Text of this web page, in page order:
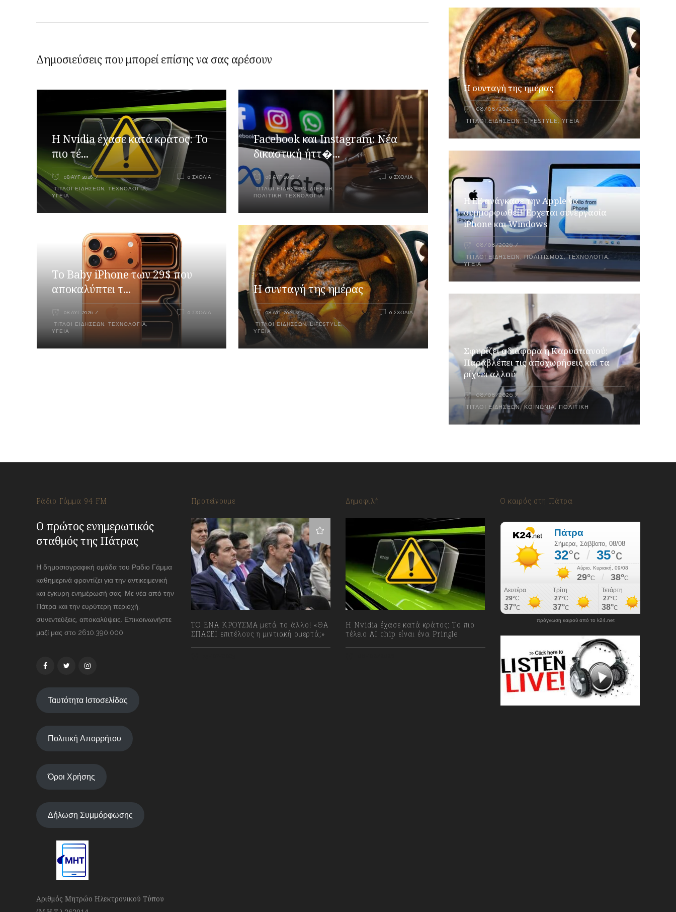
Δημοσιεύσεις που μπορεί επίσης να σας αρέσουν
Η Nvidia έχασε κατά κράτος: Το
πιο τέ...
08 ΑΥΓ 2026
ΤΊΤΛΟΙ ΕΙΔΉΣΕΩΝ ΤΕΧΝΟΛΟΓΊΑ,
ΥΓΕΊΑ
0 ΣΧΌΛΙΑ
Facebook και Instagram: Νέα
δικαστική ήττ�...
08 ΑΥΓ 2026
ΤΊΤΛΟΙ ΕΙΔΉΣΕΩΝ ΔΙΕΘΝΉ
ΠΟΛΙΤΙΚΉ
ΤΕΧΝΟΛΟΓΊΑ
0 ΣΧΌΛΙΑ
Το Baby iPhone των 29$ που
αποκαλύπτει τ...
08 ΑΥΓ 2026
ΤΊΤΛΟΙ ΕΙΔΉΣΕΩΝ ΤΕΧΝΟΛΟΓΊΑ
ΥΓΕΊΑ
0 ΣΧΌΛΙΑ
Η συνταγή της ημέρας
08 ΑΥΓ 2026
ΤΊΤΛΟΙ ΕΙΔΉΣΕΩΝ ,LIFESTYLE,
ΥΓΕΊΑ
0 ΣΧΌΛΙΑ
Η συνταγή της ημέρας
08/08/2026
ΤΊΤΛΟΙ ΕΙΔΉΣΕΩΝ,LIFESTYLE,ΥΓΕΊΑ
H ΕΕ ανάγκασε την Apple να
συμμορφωθεί! Έρχεται συνεργασία
iPhone και Windows
08/08/2026
ΤΊΤΛΟΙ ΕΙΔΉΣΕΩΝ ,ΠΟΛΙΤΙΣΜΌΣ,ΤΕΧΝΟΛΟΓΊΑ,
ΥΓΕΊΑ
Σφυρίζει αδιάφορα η Καρυστιανού:
Παραβλέπει τις αποχωρήσεις και τα
ρίχνει αλλού
08/08/2026
ΤΊΤΛΟΙ ΕΙΔΉΣΕΩΝ,ΚΟΙΝΩΝΊΑ, ΠΟΛΙΤΙΚΉ
Ράδιο Γάμμα 94 FM
Ο πρώτος ενημερωτικός
σταθμός της Πάτρας
Η δημοσιογραφική ομάδα του Ραδιο Γάμμα
καθημερινά φροντίζει για την αντικειμενική
και έγκυρη ενημέρωσή σας. Με νέα από την
Πάτρα και την ευρύτερη περιοχή,
συνεντεύξεις, αποκαλύψεις. Επικοινωνήστε
μαζί μας στο 2610.390.000
Ταυτότητα Ιστοσελίδας
Πολιτική Απορρήτου
Όροι Χρήσης
Δήλωση Συμμόρφωσης
Αριθμός Μητρώο Ηλεκτρονικού Τύπου
Προτείνουμε
ΤΟ ΕΝΑ ΚΡΟΥΣΜΑ μετά το άλλο! «ΘΑ
ΣΠΑΣΕΙ επιτέλους η μιντιακή ομερτά;»
Δημοφιλή
Η Nvidia έχασε κατά κράτος: Το πιο
τέλειο AI chip είναι ένα Pringle
Ο καιρός στη Πάτρα
πρόγνωση καιρού από το k24.net